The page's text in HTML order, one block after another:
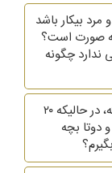
مرد بیکار باشد
صورت است؟
ندارد چگونه
دیشب متوجه شدم همسر من زن جدید گرفته، در حالیکه ۲۰
بچه